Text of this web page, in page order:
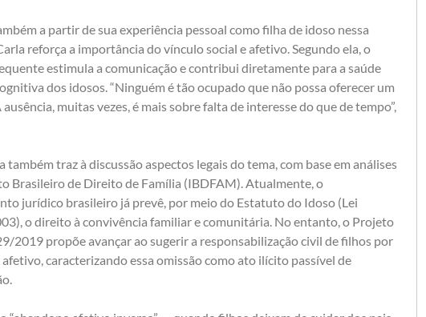
a partir de sua experiência pessoal como filha de idoso nessa
reforça a importância do vínculo social e afetivo. Segundo ela, o
estimula a comunicação e contribui diretamente para a saúde
dos idosos. “Ninguém é tão ocupado que não possa oferecer um
ausência, muitas vezes, é mais sobre falta de interesse do que de tempo”,
também traz à discussão aspectos legais do tema, com base em análises
Brasileiro de Direito de Família (IBDFAM). Atualmente, o
jurídico brasileiro já prevê, por meio do Estatuto do Idoso (Lei
o direito à convivência familiar e comunitária. No entanto, o Projeto
2019 propõe avançar ao sugerir a responsabilização civil de filhos por
caracterizando essa omissão como ato ilícito passível de